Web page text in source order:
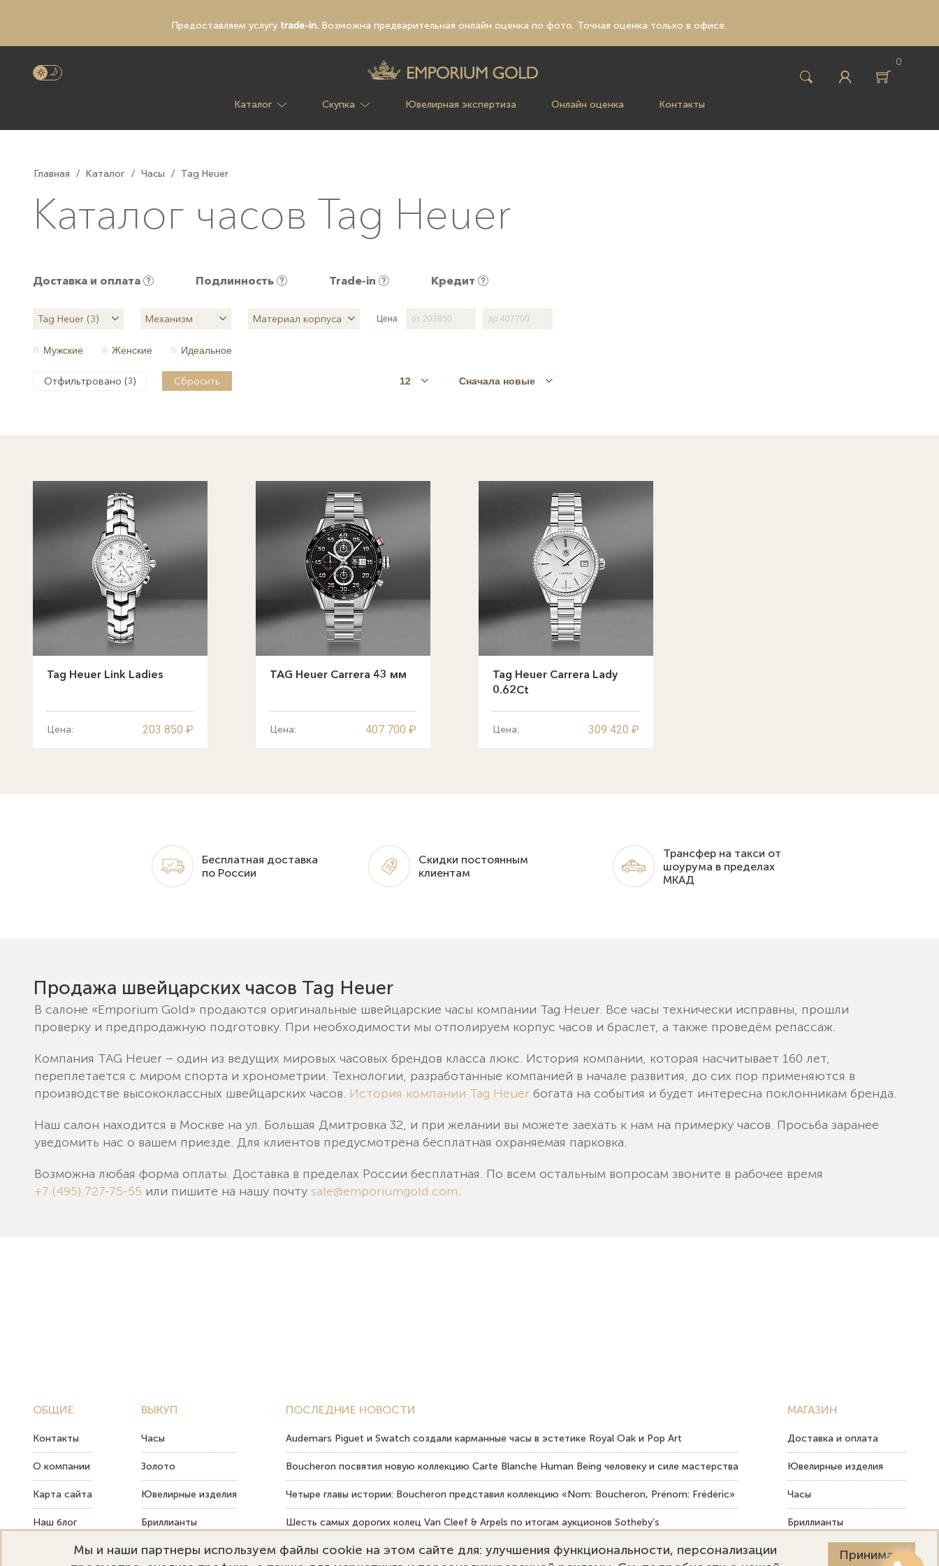
Предоставляем услугу trade-in.Возможна предварительная онлайн оценка по фото. Точная оценка только в офисе.
0
Каталог Скупка Ювелирная экспертиза Онлайн оценка Контакты
Главная / Каталог / Часы / Tag Heuer
Каталог часов Tag Heuer
Доставка и оплата Подлинность Trade-in Кредит
Tag Heuer (3) Механизм Материал корпуса Цена
Мужские Женские Идеальное
Отфильтровано (3) Сбросить Сначала новые
12
Tag Heuer Link Ladies
Цена: 203 850 ₽
TAG Heuer Carrera 43 мм
Цена: 407 700 ₽
Tag Heuer Carrera Lady
0.62Ct
Цена: 309 420 ₽
Бесплатная доставка
по России
Скидки постоянным
клиентам
Трансфер на такси от
шоурума в пределах
МКАД
Продажа швейцарских часов Tag Heuer
В салоне «Emporium Gold» продаются оригинальные швейцарские часы компании Tag Heuer. Все часы технически исправны, прошли
проверку и предпродажную подготовку. При необходимости мы отполируем корпус часов и браслет, а также проведём репассаж.
Компания TAG Heuer – один из ведущих мировых часовых брендов класса люкс. История компании, которая насчитывает 160 лет,
переплетается с миром спорта и хронометрии. Технологии, разработанные компанией в начале развития, до сих пор применяются в
производстве высококлассных швейцарских часов. История компании Tag Heuer богата на события и будет интересна поклонникам бренда.
Наш салон находится в Москве на ул. Большая Дмитровка 32, и при желании вы можете заехать к нам на примерку часов. Просьба заранее
уведомить нас о вашем приезде. Для клиентов предусмотрена бесплатная охраняемая парковка.
Возможна любая форма оплаты. Доставка в пределах России бесплатная. По всем остальным вопросам звоните в рабочее время
+7 (495) 727-75-55 или пишите на нашу почту sale@emporiumgold.com.
ОБЩИЕ
Контакты
О компании
Карта сайта
Наш блог
ВЫКУП
Часы
Золото
Ювелирные изделия
Бриллианты
Монеты
ПОСЛЕДНИЕ НОВОСТИ
Audemars Piguet и Swatch создали карманные часы в эстетике Royal Oak и Pop Art
Boucheron посвятил новую коллекцию Carte Blanche Human Being человеку и силе мастерства
Четыре главы истории: Boucheron представил коллекцию «Nom: Boucheron, Prénom: Frédéric»
Шесть самых дорогих колец Van Cleef & Arpels по итогам аукционов Sotheby’s
Как твердость драгоценных камней влияет на долговечность ювелирных изделий
МАГАЗИН
Доставка и оплата
Ювелирные изделия
Часы
Бриллианты
Пост-продажный сервис
Мы и наши партнеры используем файлы cookie на этом сайте для: улучшения функциональности, персонализации
Принимаю